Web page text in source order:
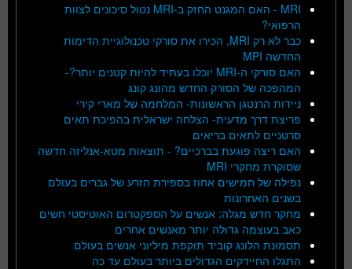
MRI - האם המגנט החזק ב-MRI נטול סיכונים לצוות
הרפואי?
כבר לא רק MRI, הכירו את סורקי טכנולוגיית הדימות
החדשה MPI
האם סורקי ה-MRI יוכלו בעתיד להיות קטנים יותר?-
המהפכה של הסורק החדש מהונג קונג
ניידות הרנטגן הראשונות- המלחמה של מארי קירי
פריצת דרך מדעית- הצלחה ישראלית בהפיכת תאים
סרטניים לתאים בריאים
האם ריצה פוגעת בברכיים? - תוצאות מטא-אנליזה חדשה
שסוקרת מחקרי MRI
נפילה של חמישים אחוז בספירת הזרע של גברים בעולם
בשנים האחרונות
מחקר חדש מגלה: אנשים על הספקטרום האוטיסטי חשים
כאב בעוצמה גדולה יותר מאנשים אחרים
תסמונת הלונג קוביד תוקפת מיליוני אנשים בעולם
התגלו החיידקים הגדולים ביותר בעולם עד כה